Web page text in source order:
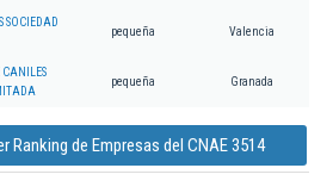
SOCIEDAD
pequeña Valencia
CANILES
pequeña Granada
Ranking de Empresas del CNAE 3514